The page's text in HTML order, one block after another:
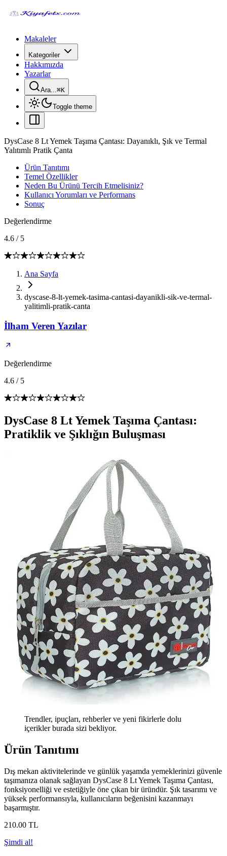
Makaleler
Kategoriler
Hakkımızda
Yazarlar
Ara...⌘K
Toggle theme
DysCase 8 Lt Yemek Taşıma Çantası: Dayanıklı, Şık ve Termal
Yalıtımlı Pratik Çanta
Ürün Tanıtımı
Temel Özellikler
Neden Bu Ürünü Tercih Etmelisiniz?
Kullanıcı Yorumları ve Performans
Sonuç
Değerlendirme
4.6 / 5
Ana Sayfa
dyscase-8-lt-yemek-tasima-cantasi-dayanikli-sik-ve-termal-
yalitimli-pratik-canta
İlham Veren Yazılar
Değerlendirme
4.6 / 5
DysCase 8 Lt Yemek Taşıma Çantası:
Pratiklik ve Şıklığın Buluşması
Trendler, ipuçları, rehberler ve yeni fikirlerle dolu
içerikler burada sizi bekliyor.
Ürün Tanıtımı
Dış mekan aktivitelerinde ve günlük yaşamda yemeklerinizi güvenle
taşımanıza olanak sağlayan DysCase 8 Lt Yemek Taşıma Çantası,
fonksiyonelliği ve estetiğiyle öne çıkan bir üründür. Şık tasarımı ve
yüksek performansıyla, kullanıcıların beğenisini kazanmayı
başarmıştır.
210.00 TL
Şimdi al!